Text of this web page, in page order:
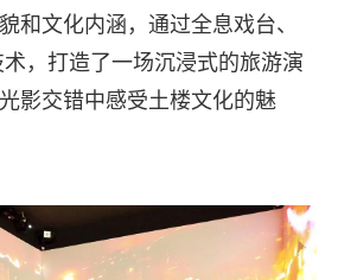
和文化内涵，通过全息戏台、
，打造了一场沉浸式的旅游演
影交错中感受土楼文化的魅